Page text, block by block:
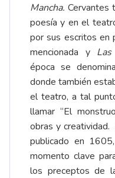
Mancha.Cervantes
poesía y en el
por sus escritos en
mencionada y
época se
donde también
el teatro, a tal
llamar “El
obras y creatividad.
publicado en
momento clave
los preceptos de